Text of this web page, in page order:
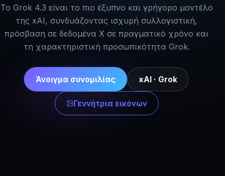
Το Grok 4.3 είναι το πιο έξυπνο και γρήγορο μοντέλο
της xAI, συνδυάζοντας ισχυρή συλλογιστική,
πρόσβαση σε δεδομένα X σε πραγματικό χρόνο και
τη χαρακτηριστική προσωπικότητα Grok.
Άνοιγμα συνομιλίας xAI · Grok
Γεννήτρια εικόνων